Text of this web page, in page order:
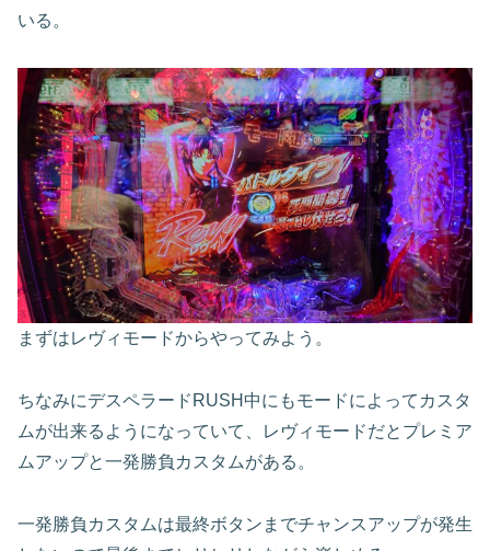
いる。
まずはレヴィモードからやってみよう。
ちなみにデスペラードRUSH中にもモードによってカスタ
ムが出来るようになっていて、レヴィモードだとプレミア
ムアップと一発勝負カスタムがある。
一発勝負カスタムは最終ボタンまでチャンスアップが発生